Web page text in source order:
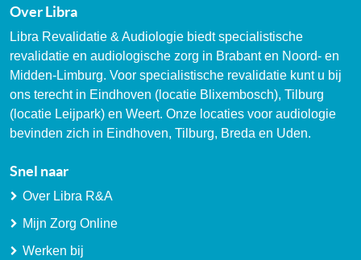
Over Libra
Libra Revalidatie & Audiologie biedt specialistische
revalidatie en audiologische zorg in Brabant en Noord- en
Midden-Limburg. Voor specialistische revalidatie kunt u bij
ons terecht in Eindhoven (locatie Blixembosch), Tilburg
(locatie Leijpark) en Weert. Onze locaties voor audiologie
bevinden zich in Eindhoven, Tilburg, Breda en Uden.
Snel naar
Over Libra R&A
Mijn Zorg Online
Werken bij